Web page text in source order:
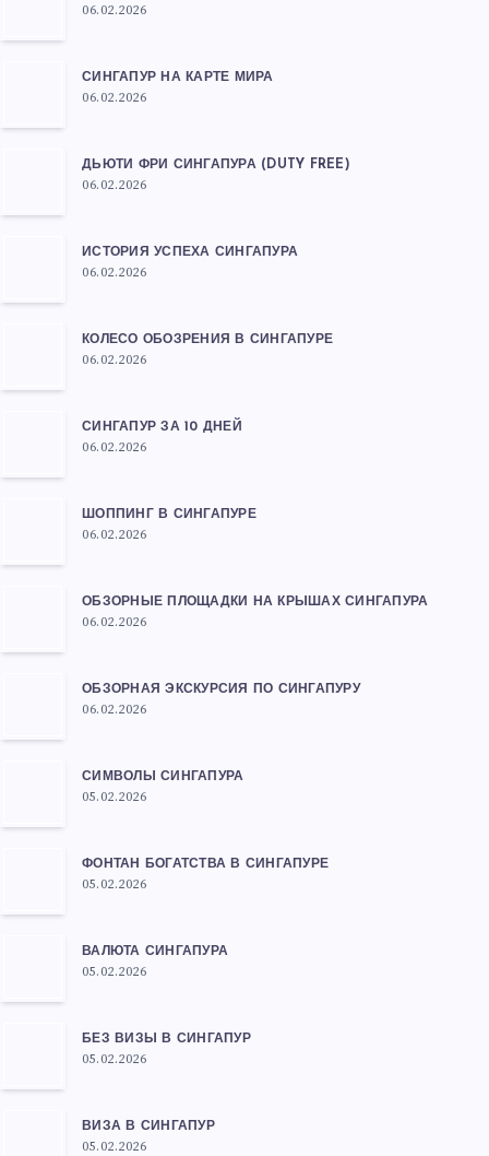
06.02.2026
СИНГАПУР НА КАРТЕ МИРА
06.02.2026
ДЬЮТИ ФРИ СИНГАПУРА (DUTY FREE)
06.02.2026
ИСТОРИЯ УСПЕХА СИНГАПУРА
06.02.2026
КОЛЕСО ОБОЗРЕНИЯ В СИНГАПУРЕ
06.02.2026
СИНГАПУР ЗА 10 ДНЕЙ
06.02.2026
ШОППИНГ В СИНГАПУРЕ
06.02.2026
ОБЗОРНЫЕ ПЛОЩАДКИ НА КРЫШАХ СИНГАПУРА
06.02.2026
ОБЗОРНАЯ ЭКСКУРСИЯ ПО СИНГАПУРУ
06.02.2026
СИМВОЛЫ СИНГАПУРА
05.02.2026
ФОНТАН БОГАТСТВА В СИНГАПУРЕ
05.02.2026
ВАЛЮТА СИНГАПУРА
05.02.2026
БЕЗ ВИЗЫ В СИНГАПУР
05.02.2026
ВИЗА В СИНГАПУР
05.02.2026